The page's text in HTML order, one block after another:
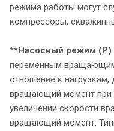
режима работы могут
компрессоры,
**Насосный режим (P)
переменным
отношение к нагрузкам,
вращающий момент при
увеличении скорости
вращающий момент.